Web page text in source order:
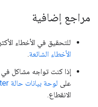
مراجع إضافية
للتحقيق في الأخطاء
الأخطاء الشائعة.
على لوحة بيانات حالة Merchant Center
الانقطاع.